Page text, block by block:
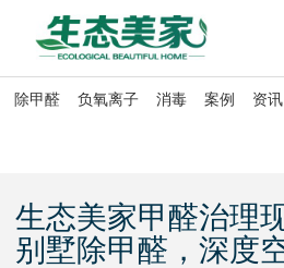
除甲醛 负氧离子 消毒 案例 资讯
生态美家甲醛治理
别墅除甲醛，深度